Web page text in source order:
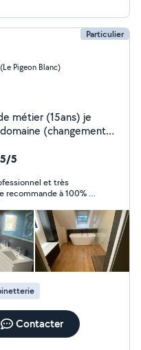
Particulier
Pigeon Blanc)
(changement
je fais des travaux
et faïence ) ainsi
travail propres et précis
5
et très
recommande à 100% je
Contacter